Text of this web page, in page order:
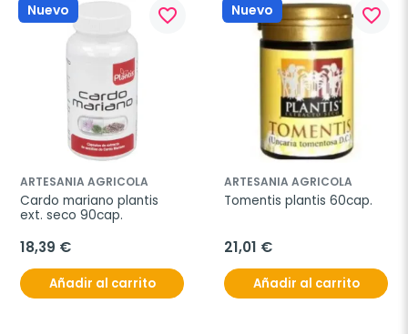
Nuevo favorite_border
ARTESANIA AGRICOLA
Cardo mariano plantis
ext. seco 90cap.
18,39 €
Añadir al carrito
Nuevo favorite_border
ARTESANIA AGRICOLA
Tomentis plantis 60cap.
21,01 €
Añadir al carrito